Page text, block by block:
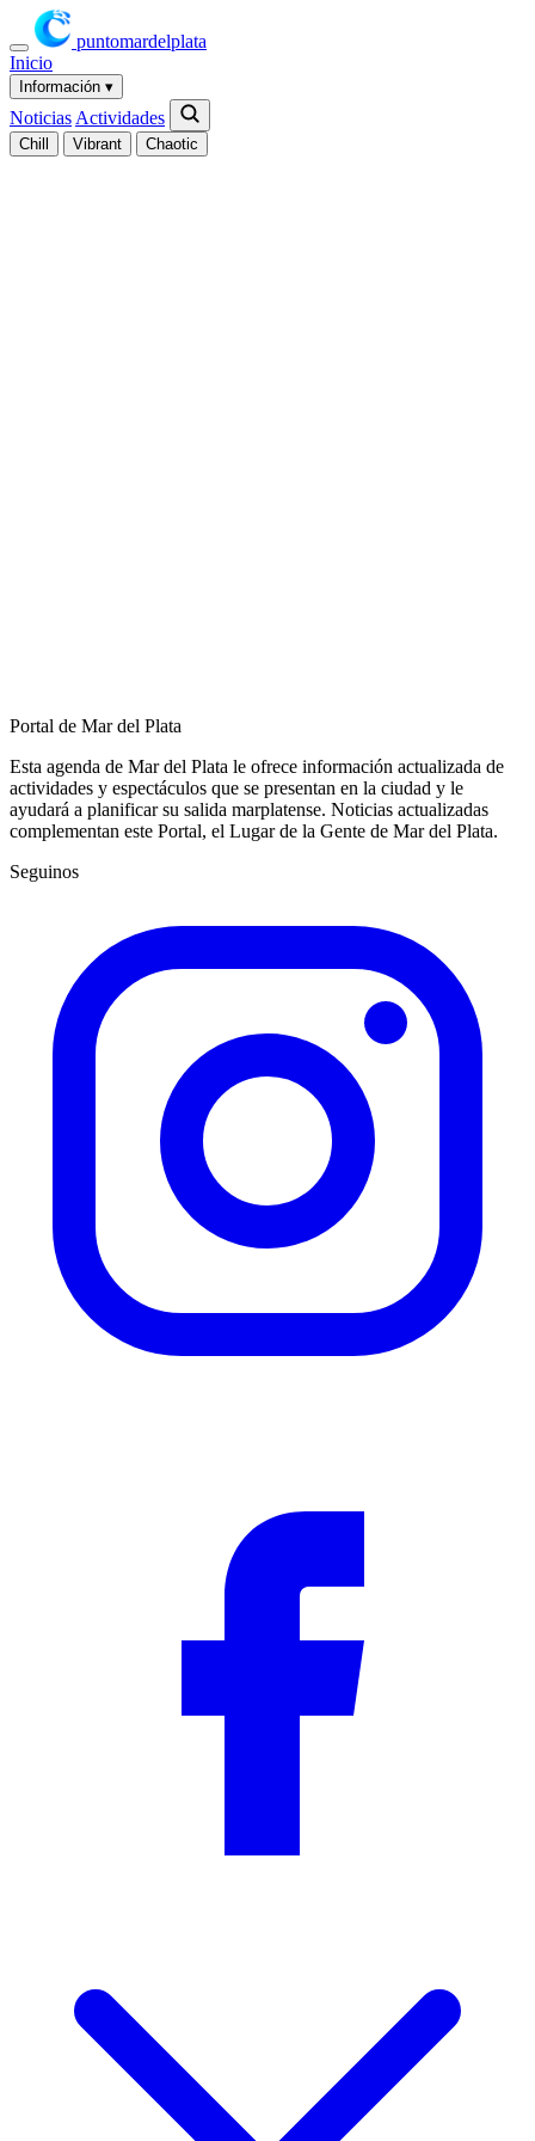
puntomardelplata
Inicio
Información ▾
Noticias Actividades
Chill Vibrant Chaotic
Portal de Mar del Plata
Esta agenda de Mar del Plata le ofrece información actualizada de
actividades y espectáculos que se presentan en la ciudad y le
ayudará a planificar su salida marplatense. Noticias actualizadas
complementan este Portal, el Lugar de la Gente de Mar del Plata.
Seguinos